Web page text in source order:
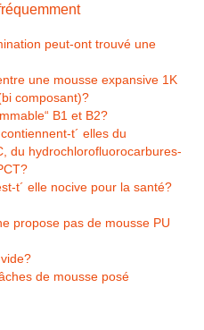
peut-ont trouvé une
une mousse expansive 1K
composant)?
B1 et B2?
contiennent-t´ elles du
du hydrochlorofluorocarbures-
t´ elle nocive pour la santé?
propose pas de mousse PU
de mousse posé